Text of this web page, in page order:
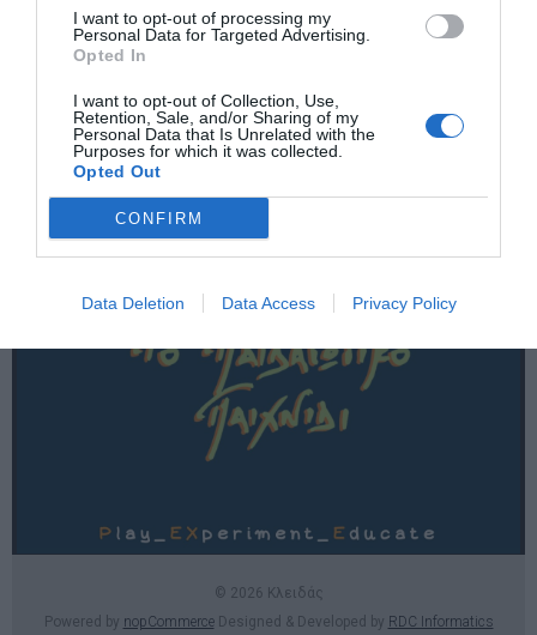
I want to opt-out of processing my
Personal Data for Targeted Advertising.
Opted In
I want to opt-out of Collection, Use,
Retention, Sale, and/or Sharing of my
Personal Data that Is Unrelated with the
Purposes for which it was collected.
Opted Out
CONFIRM
Data Deletion Data Access Privacy Policy
Χρήσιμες σελίδες
E-SHOP
Επικοινωνία
© 2026 Κλειδάς
Powered by nopCommerceDesigned & Developed by RDC Informatics